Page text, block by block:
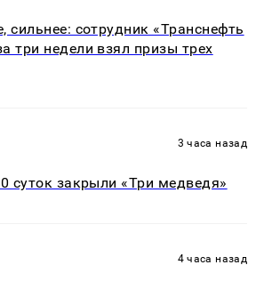
сильнее: сотрудник «Транснефть
три недели взял призы трех
3 часа назад
суток закрыли «Три медведя»
4 часа назад